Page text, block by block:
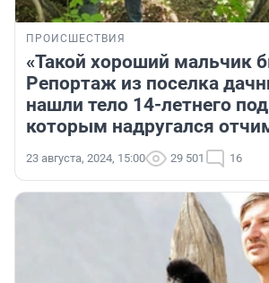
ПРОИСШЕСТВИЯ
«Такой хороший мальчик
Репортаж из поселка
нашли тело 14-летнего
которым надругался
23 августа, 2024, 15:00 29 501 16